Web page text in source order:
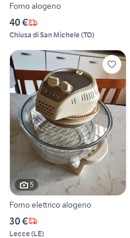
Forno alogeno
40 €
Chiusa di San Michele(TO)
5
Forno elettrico alogeno
30 €
Lecce(LE)